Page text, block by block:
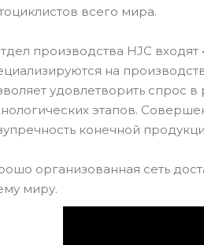
всего мира.
производства HJC
на
удовлетворить спрос
этапов.
конечной
организованная сеть
миру.